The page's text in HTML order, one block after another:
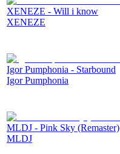
XENEZE - Will i know
XENEZE
Igor Pumphonia - Starbound
Igor Pumphonia
MLDJ - Pink Sky (Remaster)
MLDJ